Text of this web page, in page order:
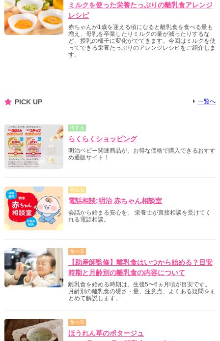
ミルクを使った栄養たっぷりの離乳食アレンジ
レシピ
赤ちゃんが1歳を迎える頃になると離乳食を食べる量も
増え、母乳を卒業したりミルクの量が減ったりするな
ど、授乳の様子に変化がでてきます。今回はミルクを使
ってできる栄養たっぷりのアレンジレシピをご紹介しま
す。
PICK UP 一覧へ
得する
らくらくショッピング
明治ベビー関連商品が、お得な価格で購入できるおすす
め通販サイト！
尋ねる
電話相談:明治 赤ちゃん相談室
会話から始まる安心を。 栄養士が直接相談を受けてく
れる電話相談。
食べる
【助産師監修】離乳食はいつから始める？目安
時期と月齢別の離乳食の内容について
離乳食を始める時期は、生後5〜6ヵ月頃が目安です。
月齢別の離乳食の硬さ・量、注意点、よくある疑問をま
とめて解説します。
食べる
ほうれん草のポタージュ